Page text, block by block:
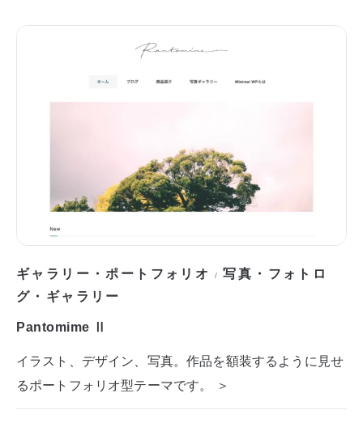
ギャラリー・ポートフォリオ /写真・フォトロ
グ・ギャラリー
Pantomime Ⅱ
イラスト、デザイン、写真。作品を額装するように見せ
るポートフォリオ型テーマです。 ＞